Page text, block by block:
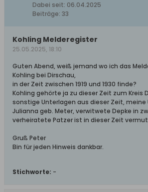
Dabei seit: 06.04.2025
Beiträge: 33
Kohling Melderegister
25.05.2025, 18:10
Guten Abend, weiß jemand wo ich das
Kohling bei Dirschau,
in der Zeit zwischen 1919 und 1930 finde?
Kohling gehörte ja zu dieser Zeit zum Kreis
sonstige Unterlagen aus dieser Zeit,
Julianna geb. Meter, verwitwete Depke in
verheiratete Patzer ist in dieser Zeit
Gruß Peter
Bin für jeden Hinweis dankbar.
Stichworte: -